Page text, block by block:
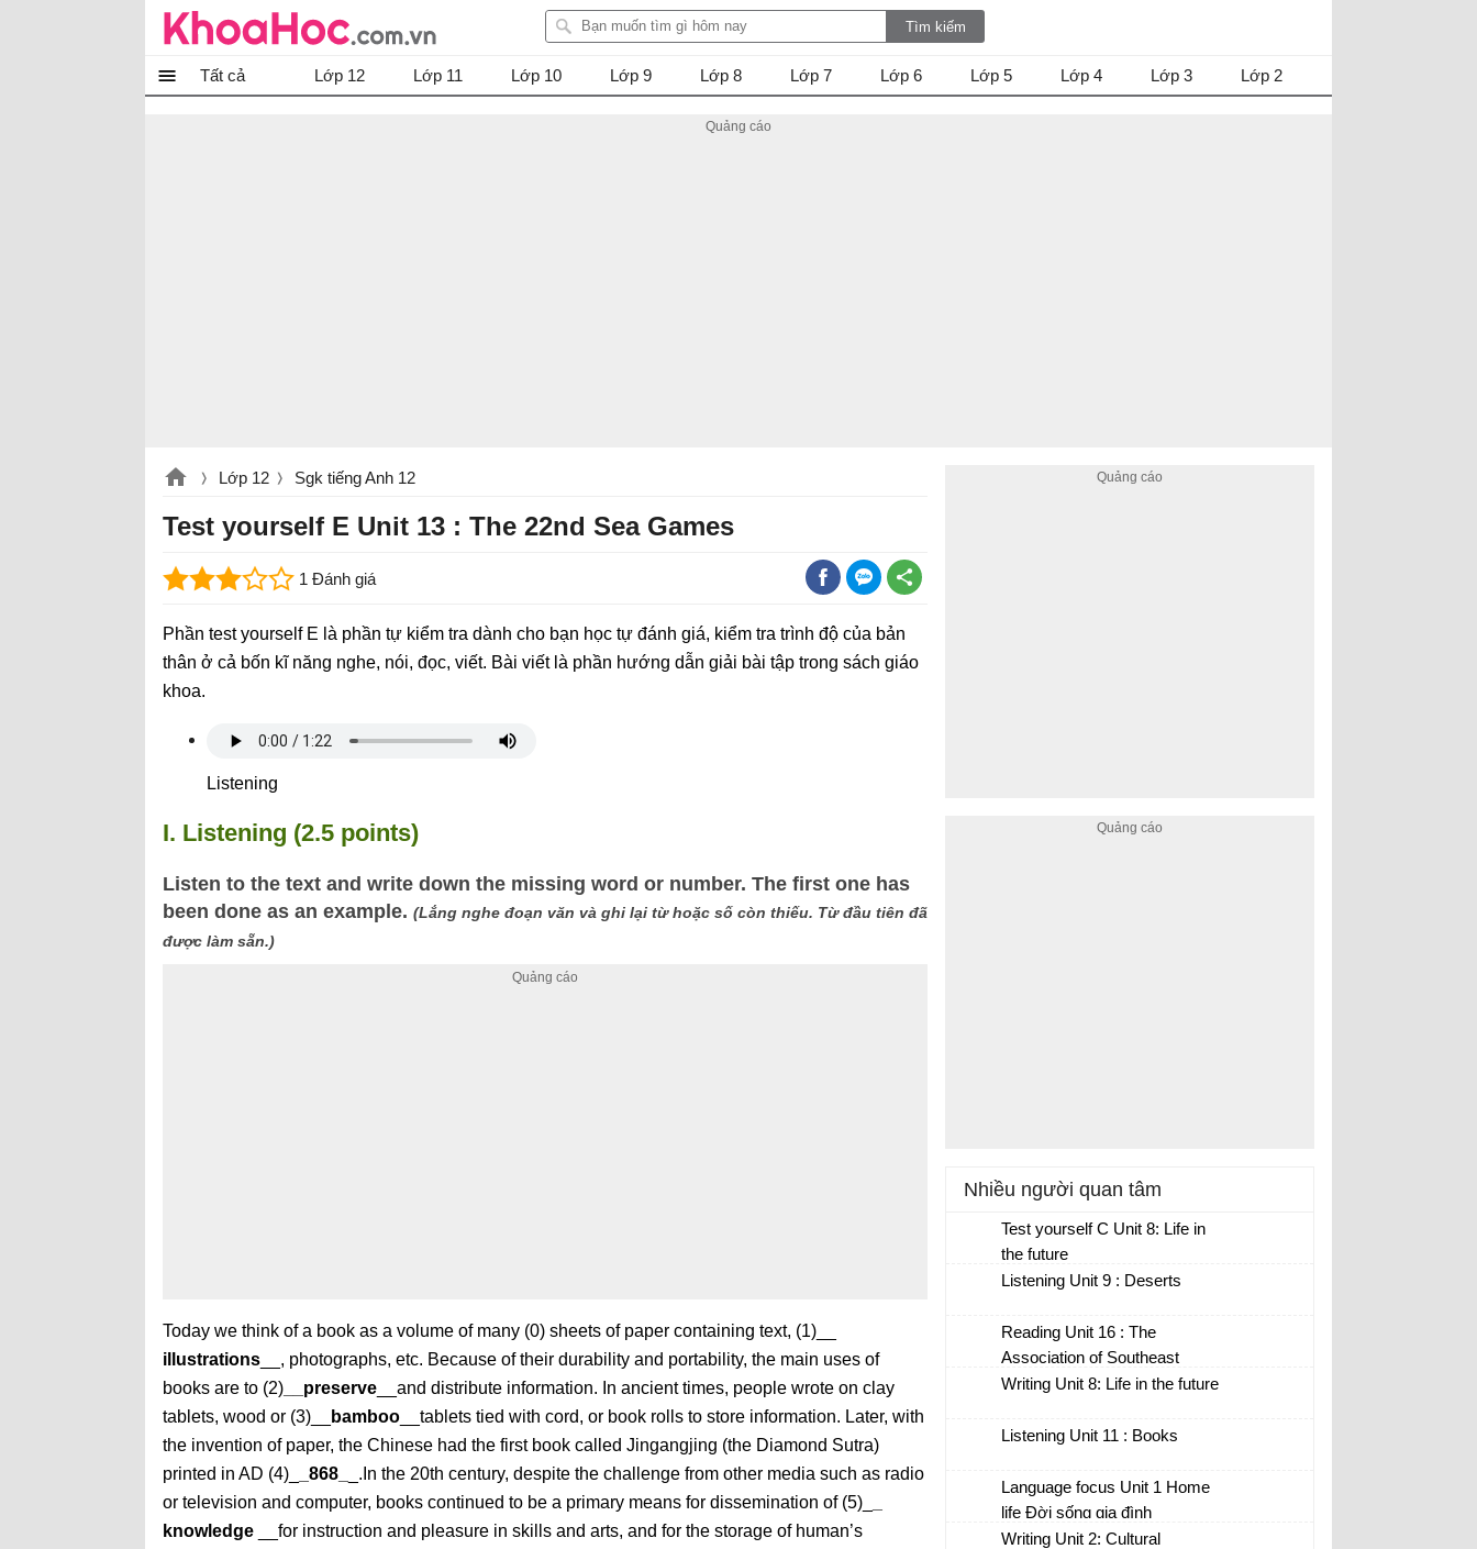
Tất cả Lớp 12 Lớp 11 Lớp 10 Lớp 9 Lớp 8 Lớp 7 Lớp 6 Lớp 5 Lớp 4 Lớp 3 Lớp 2
Lớp 12 Sgk tiếng Anh 12
Test yourself E Unit 13 : The 22nd Sea Games
1 Đánh giá
Phần test yourself E là phần tự kiểm tra dành cho bạn học tự đánh giá, kiểm tra trình độ của bản
thân ở cả bốn kĩ năng nghe, nói, đọc, viết. Bài viết là phần hướng dẫn giải bài tập trong sách giáo
khoa.
Listening
I. Listening (2.5 points)
Listen to the text and write down the missing word or number. The first one has
been done as an example. (Lắng nghe đoạn văn và ghi lại từ hoặc số còn thiếu. Từ đầu tiên đã
được làm sẵn.)
Today we think of a book as a volume of many (0) sheets of paper containing text, (1)__
illustrations __, photographs, etc. Because of their durability and portability, the main uses of
books are to (2) __preserve __and distribute information. In ancient times, people wrote on clay
tablets, wood or (3)__
bamboo __tablets tied with cord, or book rolls to store information. Later, with
the invention of paper, the Chinese had the first book called Jingangjing (the Diamond Sutra)
printed in AD (4)_
_868_
_.In the 20th century, despite the challenge from other media such as radio
or television and computer, books continued to be a primary means for dissemination of (5)_
knowledge __for instruction and pleasure in skills and arts, and for the storage of human’s
Nhiều người quan tâm
Test yourself C Unit 8: Life in
the future
Listening Unit 9 : Deserts
Reading Unit 16 : The
Association of Southeast
Asian nations
Writing Unit 8: Life in the future
Listening Unit 11 : Books
Language focus Unit 1 Home
life Đời sống gia đình
Writing Unit 2: Cultural